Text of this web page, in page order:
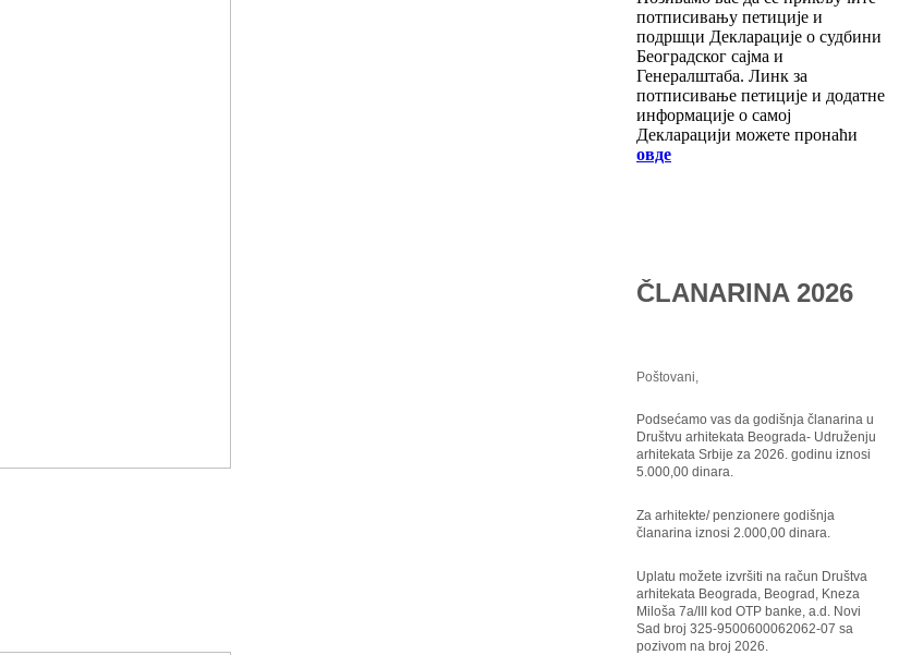
потписивању петиције и
подршци Декларације о судбини
Београдског сајма и
Генералштаба. Линк за
потписивање петиције и додатне
информације о самој
Декларацији можете пронаћи
овде
ČLANARINA 2026
Poštovani,
Podsećamo vas da godišnja članarina u
Društvu arhitekata Beograda- Udruženju
arhitekata Srbije za 2026. godinu iznosi
5.000,00 dinara.
Za arhitekte/ penzionere godišnja
članarina iznosi 2.000,00 dinara.
Uplatu možete izvršiti na račun Društva
arhitekata Beograda, Beograd, Kneza
Miloša 7a/III kod OTP banke, a.d. Novi
Sad broj 325-9500600062062-07 sa
pozivom na broj 2026.